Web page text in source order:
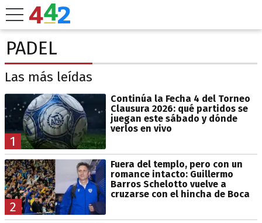
PADEL
Las más leídas
1
Continúa la Fecha 4 del Torneo
Clausura 2026: qué partidos se
juegan este sábado y dónde
verlos en vivo
2
Fuera del templo, pero con un
romance intacto: Guillermo
Barros Schelotto vuelve a
cruzarse con el hincha de Boca